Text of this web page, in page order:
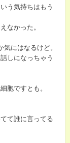
う気持ちはもう
なかった。
にはなるけど。
しになっちゃう
胞ですとも。
て誰に言ってる